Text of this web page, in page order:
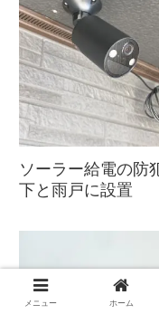
ソーラー給電の防
下と雨戸に設置
メニュー ホーム